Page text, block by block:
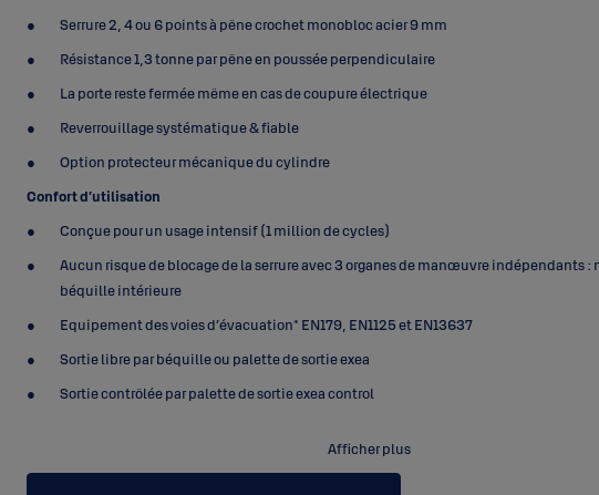
Serrure 2, 4 ou 6 points à pêne crochet monobloc acier 9 mm
Résistance 1,3 tonne par pêne en poussée perpendiculaire
La porte reste fermée même en cas de coupure électrique
Reverrouillage systématique & fiable
Option protecteur mécanique du cylindre
Confort d’utilisation
Conçue pour un usage intensif (1 million de cycles)
Aucun risque de blocage de la serrure avec 3 organes de manœuvre indépendants :
béquille intérieure
Equipement des voies d’évacuation* EN179, EN1125 et EN13637
Sortie libre par béquille ou palette de sortie exea
Sortie contrôlée par palette de sortie exea control
Afficher plus